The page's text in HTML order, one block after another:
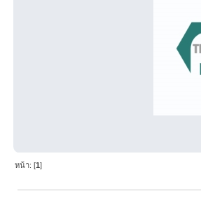
หน้า: [1]